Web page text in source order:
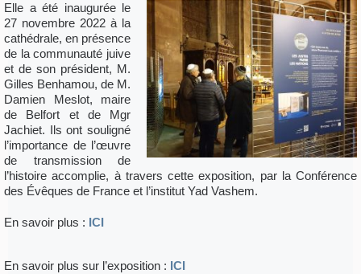
Elle a été inaugurée le
27 novembre 2022 à la
cathédrale, en présence
de la communauté juive
et de son président, M.
Gilles Benhamou, de M.
Damien Meslot, maire
de Belfort et de Mgr
Jachiet. Ils ont souligné
l’importance de l’œuvre
de transmission de
l’histoire accomplie, à travers cette exposition, par la Conférence
des Évêques de France et l’institut Yad Vashem.
En savoir plus : ICI
En savoir plus sur l’exposition : ICI